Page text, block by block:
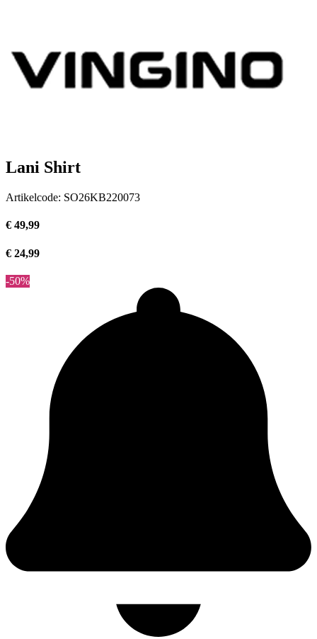
Lani Shirt
Artikelcode: SO26KB220073
€ 49,99
€ 24,99
-50%